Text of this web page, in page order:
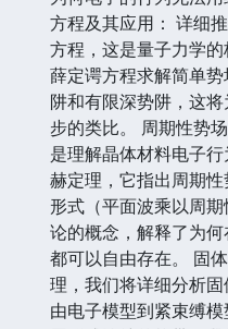
方程及其应用： 详细
方程，这是量子力学
薛定谔方程求解简单
阱和有限深势阱，这
步的类比。 周期性势
是理解晶体材料电子
赫定理，它指出周期
形式（平面波乘以周
论的概念，解释了为
都可以自由存在。 固
理，我们将详细分析
由电子模型到紧束缚